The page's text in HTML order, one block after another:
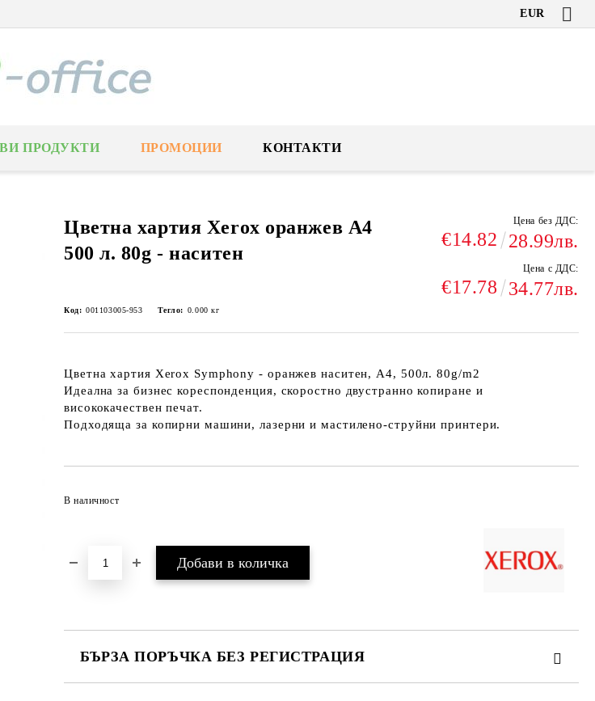
EUR
ПРОДУКТИ ПРОМОЦИИ КОНТАКТИ
Цветна хартия Xerox оранжев A4
500 л. 80g - наситен
Цена без ДДС:
€14.82 28.99лв.
Цена с ДДС:
€17.78 34.77лв.
Код: 001103005-953 Тегло: 0.000 кг
Цветна хартия Xerox Symphony - оранжев наситен, A4, 500л. 80g/m2
Идеална за бизнес кореспонденция, скоростно двустранно копиране и
висококачествен печат.
Подходяща за копирни машини, лазерни и мастилено-струйни принтери.
В наличност
БЪРЗА ПОРЪЧКА БЕЗ РЕГИСТРАЦИЯ